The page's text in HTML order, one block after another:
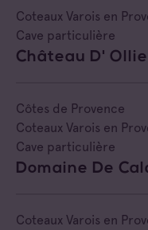
Coteaux Varois en
Cave particulière
Château D'
Côtes de Provence
Coteaux Varois en
Cave particulière
Domaine De
Coteaux Varois en